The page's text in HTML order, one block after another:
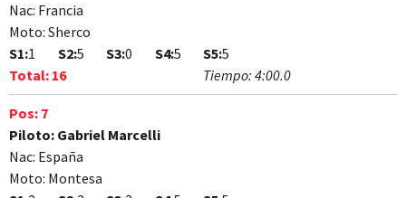
Nac: Francia
Moto: Sherco
S1:1 S2:5 S3:0 S4:5 S5:5
Total: 16 Tiempo: 4:00.0
Pos: 7
Piloto: Gabriel Marcelli
Nac: España
Moto: Montesa